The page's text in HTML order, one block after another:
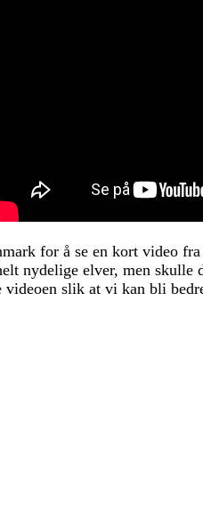
for å se en kort video
nydelige elver, men
slik at vi kan bli